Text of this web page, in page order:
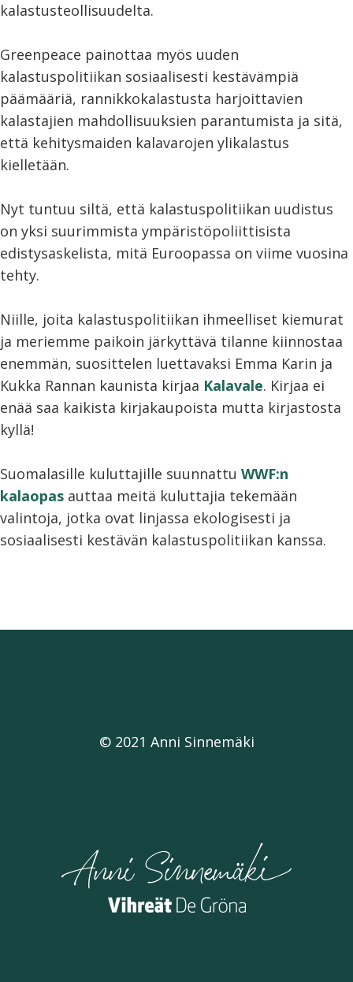
kalastusteollisuudelta.
Greenpeace painottaa myös uuden
kalastuspolitiikan sosiaalisesti kestävämpiä
päämääriä, rannikkokalastusta harjoittavien
kalastajien mahdollisuuksien parantumista ja sitä,
että kehitysmaiden kalavarojen ylikalastus
kielletään.
Nyt tuntuu siltä, että kalastuspolitiikan uudistus
on yksi suurimmista ympäristöpoliittisista
edistysaskelista, mitä Euroopassa on viime vuosina
tehty.
Niille, joita kalastuspolitiikan ihmeelliset kiemurat
ja meriemme paikoin järkyttävä tilanne kiinnostaa
enemmän, suosittelen luettavaksi Emma Karin ja
Kukka Rannan kaunista kirjaa Kalavale. Kirjaa ei
enää saa kaikista kirjakaupoista mutta kirjastosta
kyllä!
Suomalasille kuluttajille suunnattu WWF:n
kalaopas auttaa meitä kuluttajia tekemään
valintoja, jotka ovat linjassa ekologisesti ja
sosiaalisesti kestävän kalastuspolitiikan kanssa.
© 2021 Anni Sinnemäki